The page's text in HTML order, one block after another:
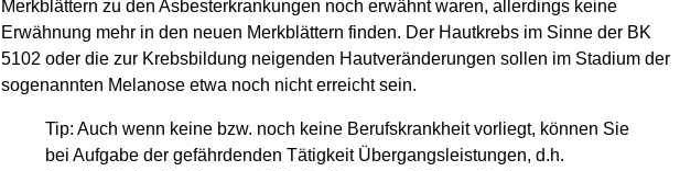
Merkblättern zu den Asbesterkrankungen noch erwähnt waren, allerdings keine
Erwähnung mehr in den neuen Merkblättern finden. Der Hautkrebs im Sinne der BK
5102 oder die zur Krebsbildung neigenden Hautveränderungen sollen im Stadium der
sogenannten Melanose etwa noch nicht erreicht sein.
Tip: Auch wenn keine bzw. noch keine Berufskrankheit vorliegt, können Sie
bei Aufgabe der gefährdenden Tätigkeit Übergangsleistungen, d.h.